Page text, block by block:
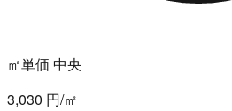
㎡単価 中央
3,030 円/㎡